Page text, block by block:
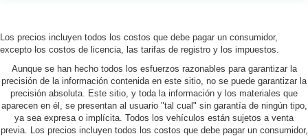
Los precios incluyen todos los costos que debe pagar un consumidor,
excepto los costos de licencia, las tarifas de registro y los impuestos.
Aunque se han hecho todos los esfuerzos razonables para garantizar la
precisión de la información contenida en este sitio, no se puede garantizar la
precisión absoluta. Este sitio, y toda la información y los materiales que
aparecen en él, se presentan al usuario "tal cual" sin garantía de ningún tipo,
ya sea expresa o implícita. Todos los vehículos están sujetos a venta
previa. Los precios incluyen todos los costos que debe pagar un consumidor,